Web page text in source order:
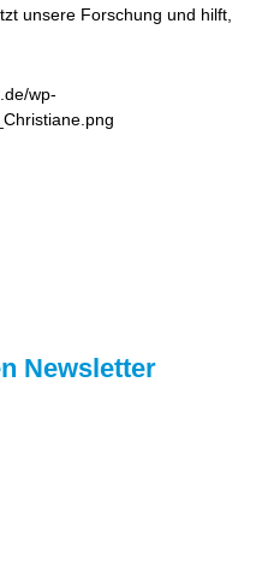
unsere Forschung und hilft,
Newsletter